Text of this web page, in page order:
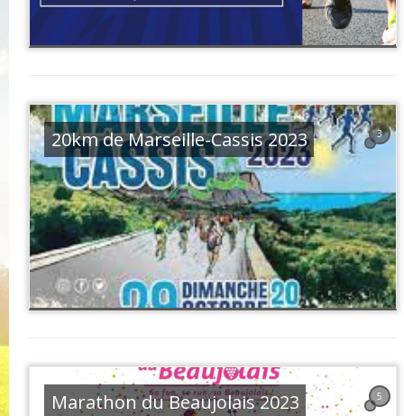
3
20km de Marseille-Cassis 2023
5
Marathon du Beaujolais 2023